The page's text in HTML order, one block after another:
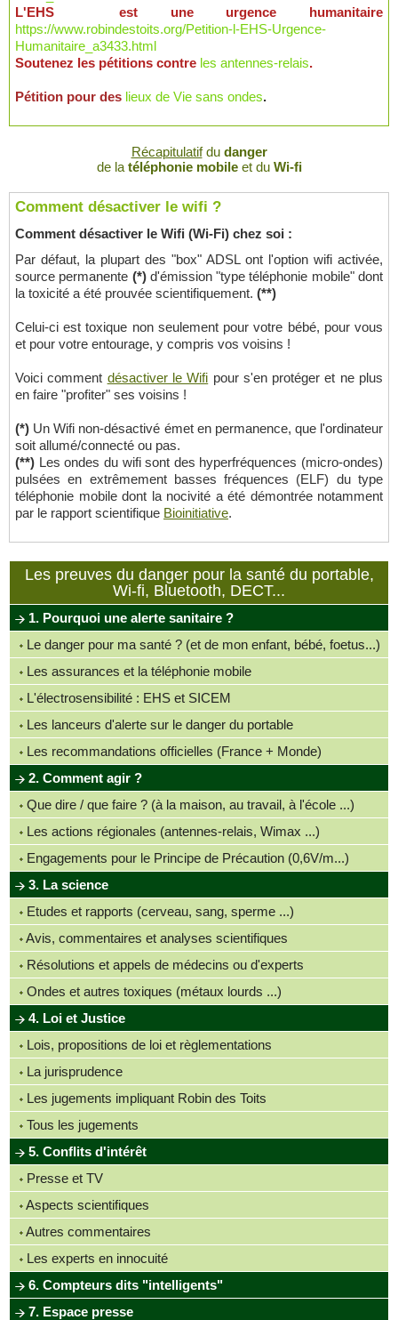
L'EHS est une urgence humanitaire
https://www.robindestoits.org/Petition-l-EHS-Urgence-
Humanitaire_a3433.html
Soutenez les pétitions contre les antennes-relais.
Pétition pour des lieux de Vie sans ondes.
Récapitulatifdu danger
de la téléphonie mobileet du Wi-fi
Comment désactiver le wifi ?
Comment désactiver le Wifi (Wi-Fi) chez soi :
Par défaut, la plupart des "box" ADSL ont l'option wifi activée,
source permanente (*)d'émission "type téléphonie mobile" dont
la toxicité a été prouvée scientifiquement. (**)
Celui-ci est toxique non seulement pour votre bébé, pour vous
et pour votre entourage, y compris vos voisins !
Voici comment désactiver le Wifi pour s'en protéger et ne plus
en faire "profiter" ses voisins !
(*) Un Wifi non-désactivé émet en permanence, que l'ordinateur
soit allumé/connecté ou pas.
(**) Les ondes du wifi sont des hyperfréquences (micro-ondes)
pulsées en extrêmement basses fréquences (ELF) du type
téléphonie mobile dont la nocivité a été démontrée notamment
par le rapport scientifique Bioinitiative.
Les preuves du danger pour la santé du portable,
Wi-fi, Bluetooth, DECT...
1. Pourquoi une alerte sanitaire ?
Le danger pour ma santé ? (et de mon enfant, bébé, foetus...)
Les assurances et la téléphonie mobile
L'électrosensibilité : EHS et SICEM
Les lanceurs d'alerte sur le danger du portable
Les recommandations officielles (France + Monde)
2. Comment agir ?
Que dire / que faire ? (à la maison, au travail, à l'école ...)
Les actions régionales (antennes-relais, Wimax ...)
Engagements pour le Principe de Précaution (0,6V/m...)
3. La science
Etudes et rapports (cerveau, sang, sperme ...)
Avis, commentaires et analyses scientifiques
Résolutions et appels de médecins ou d'experts
Ondes et autres toxiques (métaux lourds ...)
4. Loi et Justice
Lois, propositions de loi et règlementations
La jurisprudence
Les jugements impliquant Robin des Toits
Tous les jugements
5. Conflits d'intérêt
Presse et TV
Aspects scientifiques
Autres commentaires
Les experts en innocuité
6. Compteurs dits "intelligents"
7. Espace presse